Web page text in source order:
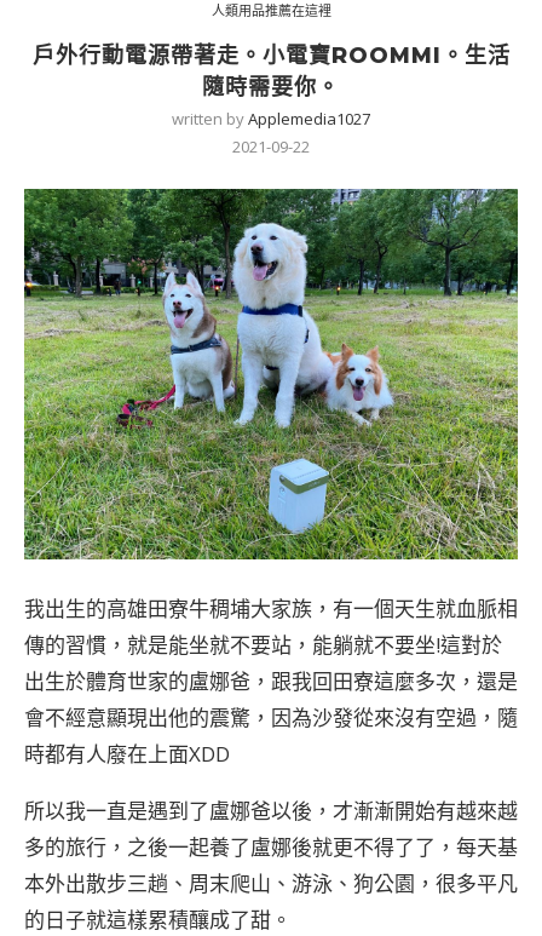
人類用品推薦在這裡
戶外行動電源帶著走。小電寶ROOMMI。生活
隨時需要你。
written byApplemedia1027
2021-09-22
我出生的高雄田寮牛稠埔大家族，有一個天生就血脈相
傳的習慣，就是能坐就不要站，能躺就不要坐!這對於
出生於體育世家的盧娜爸，跟我回田寮這麼多次，還是
會不經意顯現出他的震驚，因為沙發從來沒有空過，隨
時都有人廢在上面XDD
所以我一直是遇到了盧娜爸以後，才漸漸開始有越來越
多的旅行，之後一起養了盧娜後就更不得了了，每天基
本外出散步三趟、周末爬山、游泳、狗公園，很多平凡
的日子就這樣累積釀成了甜。